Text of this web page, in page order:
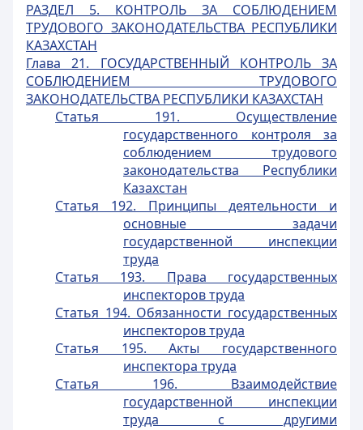
РАЗДЕЛ 5. КОНТРОЛЬ ЗА СОБЛЮДЕНИЕМ
ТРУДОВОГО ЗАКОНОДАТЕЛЬСТВА РЕСПУБЛИКИ
КАЗАХСТАН
Глава 21. ГОСУДАРСТВЕННЫЙ КОНТРОЛЬ ЗА
СОБЛЮДЕНИЕМ ТРУДОВОГО
ЗАКОНОДАТЕЛЬСТВА РЕСПУБЛИКИ КАЗАХСТАН
Статья 191. Осуществление
государственного контроля за
соблюдением трудового
законодательства Республики
Казахстан
Статья 192. Принципы деятельности и
основные задачи
государственной инспекции
труда
Статья 193. Права государственных
инспекторов труда
Статья 194. Обязанности государственных
инспекторов труда
Статья 195. Акты государственного
инспектора труда
Статья 196. Взаимодействие
государственной инспекции
труда с другими